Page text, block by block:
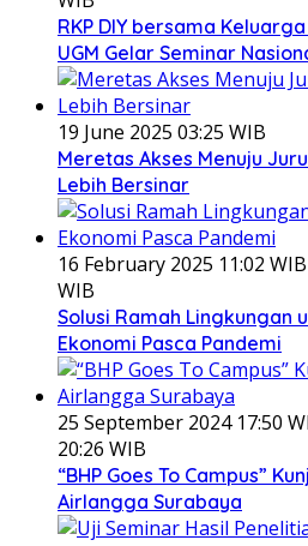
RKP DIY bersama
UGM Gelar Seminar
19 June 2025 03:25 WIB
Meretas Akses Menuju
Lebih Bersinar
16 February 2025 11:02 WIB
WIB
Solusi Ramah Lingkungan
Ekonomi Pasca Pandemi
25 September 2024 17:50
20:26 WIB
“BHP Goes To Campus”
Airlangga Surabaya